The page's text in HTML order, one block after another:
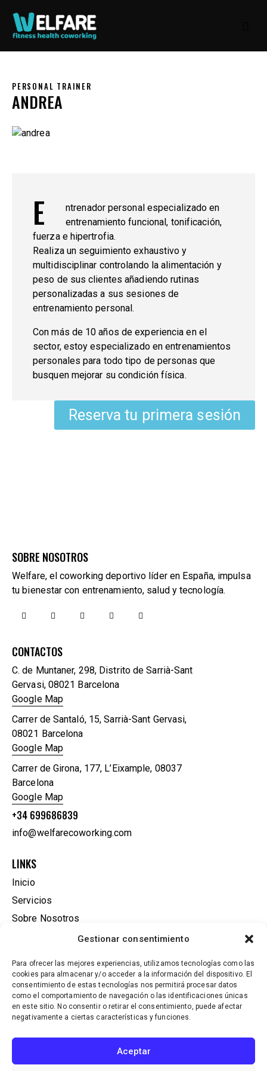
Gestionar consentimiento
Para ofrecer las mejores experiencias, utilizamos tecnologías como las
cookies para almacenar y/o acceder a la información del dispositivo. El
consentimiento de estas tecnologías nos permitirá procesar datos
como el comportamiento de navegación o las identificaciones únicas
en este sitio. No consentir o retirar el consentimiento, puede afectar
negativamente a ciertas características y funciones.
Aceptar
PERSONAL TRAINER
ANDREA
E
ntrenador personal especializado en
entrenamiento funcional, tonificación,
fuerza e hipertrofia.
Realiza un seguimiento exhaustivo y
multidisciplinar controlando la alimentación y
peso de sus clientes añadiendo rutinas
personalizadas a sus sesiones de
entrenamiento personal.
Con más de 10 años de experiencia en el
sector, estoy especializado enentrenamientos
personales para todo tipo de personas que
busquen mejorar su condición física.
Reserva tu primera sesión
SOBRE NOSOTROS
Welfare, el coworking deportivo líder en España, impulsa
tu bienestar con entrenamiento, salud y tecnología.
CONTACTOS
C. de Muntaner, 298, Distrito de Sarrià-Sant
Gervasi, 08021 Barcelona
Google Map
Carrer de Santaló, 15, Sarrià-Sant Gervasi,
08021 Barcelona
Google Map
Carrer de Girona, 177, L’Eixample, 08037
Barcelona
Google Map
+34 699686839
info@welfarecoworking.com
LINKS
Inicio
Servicios
Sobre Nosotros
Políticas de Privacidad
Accesibilidad
SUSCRÍBETE A NUESTRO BOLETÍN.